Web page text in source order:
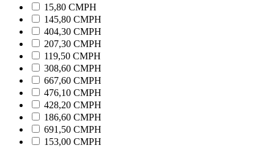
15,80 CMPH
145,80 CMPH
404,30 CMPH
207,30 CMPH
119,50 CMPH
308,60 CMPH
667,60 CMPH
476,10 CMPH
428,20 CMPH
186,60 CMPH
691,50 CMPH
153,00 CMPH